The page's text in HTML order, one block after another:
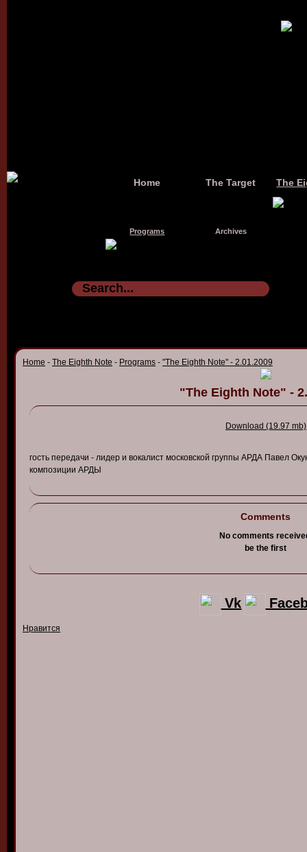
Home The Target The
Programs Archives
Home - The Eighth Note - Programs - "The Eighth Note" - 2.01.2009
"The Eighth Note" -
Download (19.97 mb)
гость передачи - лидер и вокалист московской группы АРДА Павел
композиции АРДЫ
Comments
No comments
be the first
Vk
Нравится